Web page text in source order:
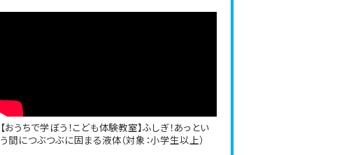
【おうちで学ぼう！こども体験教室】ふしぎ！あっとい
う間につぶつぶに固まる液体（対象：小学生以上）